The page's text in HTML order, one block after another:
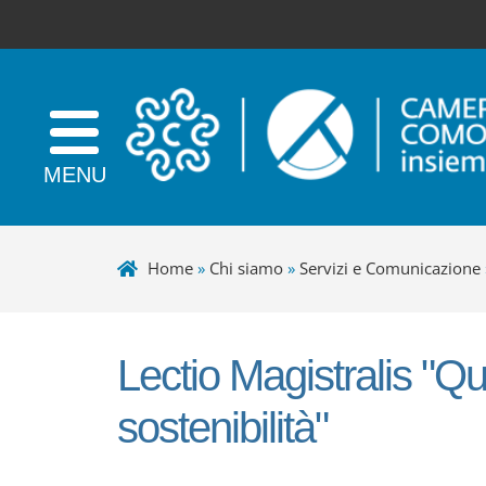
Home» Chi siamo» Servizi e Comunicazione
Lectio Magistralis
sostenibilità"